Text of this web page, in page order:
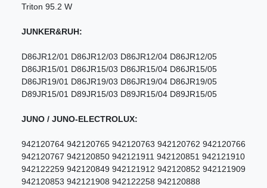
Triton 95.2 W
JUNKER&RUH:
D86JR12/01 D86JR12/03 D86JR12/04 D86JR12/05
D86JR15/01 D86JR15/03 D86JR15/04 D86JR15/05
D86JR19/01 D86JR19/03 D86JR19/04 D86JR19/05
D89JR15/01 D89JR15/03 D89JR15/04 D89JR15/05
JUNO / JUNO-ELECTROLUX:
942120764 942120765 942120763 942120762 942120766
942120767 942120850 942121911 942120851 942121910
942122259 942120849 942121912 942120852 942121909
942120853 942121908 942122258 942120888